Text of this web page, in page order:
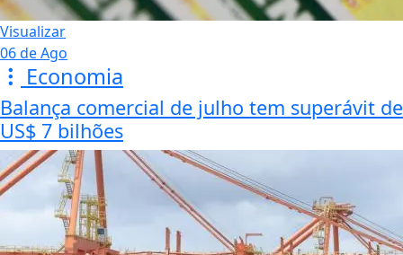
Visualizar
06 de Ago
Economia
Balança comercial de julho tem superávit de
US$ 7 bilhões